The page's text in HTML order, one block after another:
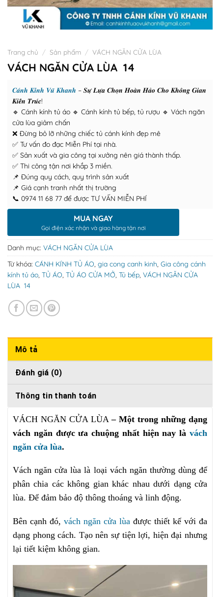
Trang chủ / Sản phẩm / VÁCH NGĂN CỬA LÙA
VÁCH NGĂN CỬA LÙA 14
𝑪𝒂́𝒏𝒉 𝑲𝒊́𝒏𝒉 𝑽𝒖̃ 𝑲𝒉𝒂𝒏𝒉 – 𝑺𝒖̛̣ 𝑳𝒖̛̣𝒂 𝑪𝒉𝒐̣𝒏 𝑯𝒐𝒂̀𝒏 𝑯𝒂̉𝒐 𝑪𝒉𝒐 𝑲𝒉𝒐̂𝒏𝒈 𝑮𝒊𝒂𝒏
𝑲𝒊𝒆̂́𝒏 𝑻𝒓𝒖́𝒄!
🔹 Cánh kính tủ áo 🔹 Cánh kính tủ bếp, tủ rượu 🔹 Vách ngăn
cửa lùa giảm chấn
❌ Đừng bỏ lỡ những chiếc tủ cánh kính đẹp mê
✅ Tư vấn đo đạc Miễn Phí tại nhà.
✅ Sản xuất và gia công tại xưởng nên giá thành thấp.
✅ Thi công tận nơi khắp 3 miền.
📌 Đúng quy cách, quy trình sản xuất
📌 Giá cạnh tranh nhất thị trường
📞 0974 11 68 77 để được TƯ VẤN MIỄN PHÍ
MUA NGAY
Gọi điện xác nhận và giao hàng tận nơi
Danh mục: VÁCH NGĂN CỬA LÙA
Từ khóa: CÁNH KÍNH TỦ ÁO, gia cong canh kinh, Gia công cánh
kính tủ áo, TỦ ÁO, TỦ ÁO CỬA MỞ, Tủ bếp, VÁCH NGĂN CỬA
LÙA 14
Mô tả
Đánh giá (0)
Thông tin thanh toán
VÁCH NGĂN CỬA LÙA– Một trong những dạng
vách ngăn được ưa chuộng nhất hiện nay là vách
ngăn cửa lùa.
Vách ngăn cửa lùa là loại vách ngăn thường dùng để
phân chia các không gian khác nhau dưới dạng cửa
lùa. Để đảm bảo độ thông thoáng và linh động.
Bên cạnh đó, vách ngăn cửa lùa được thiết kế với đa
dạng phong cách. Tạo nên sự tiện lợi, hiện đại nhưng
lại tiết kiệm không gian.